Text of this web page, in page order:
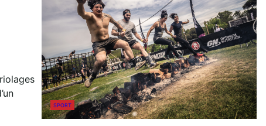
SPORT